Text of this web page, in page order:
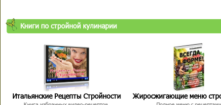
Книги по стройной кулинарии
Итальянские Рецепты Стройности Жиросжигающие меню